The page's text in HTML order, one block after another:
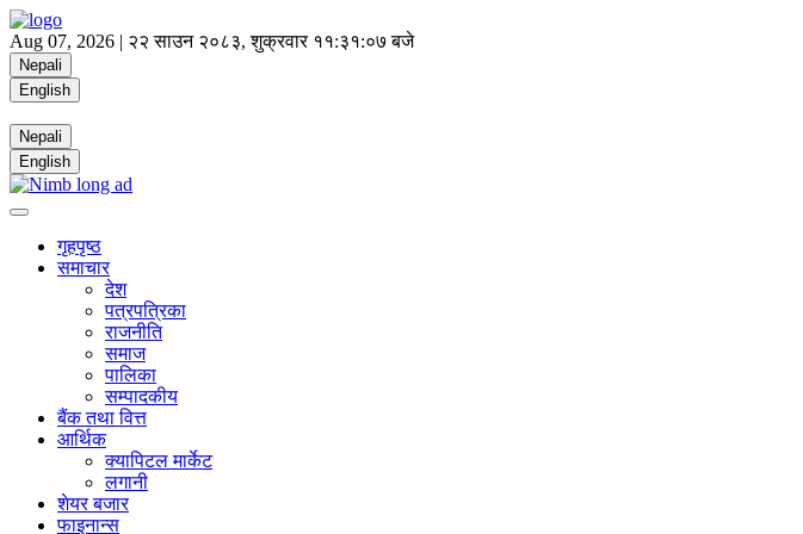
Aug 07, 2026 | २२ साउन २०८३, शुक्रवार ११:३१:०८ बजे
Nepali
English
Nepali
English
गृहपृष्ठ
समाचार
देश
पत्रपत्रिका
राजनीति
समाज
पालिका
सम्पादकीय
बैंक तथा वित्त
आर्थिक
क्यापिटल मार्केट
लगानी
शेयर बजार
फाइनान्स